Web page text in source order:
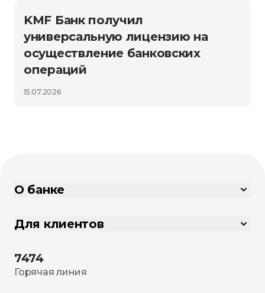
KMF Банк получил
универсальную лицензию на
осуществление банковских
операций
15.07.2026
О банке
Для клиентов
7474
Горячая линия